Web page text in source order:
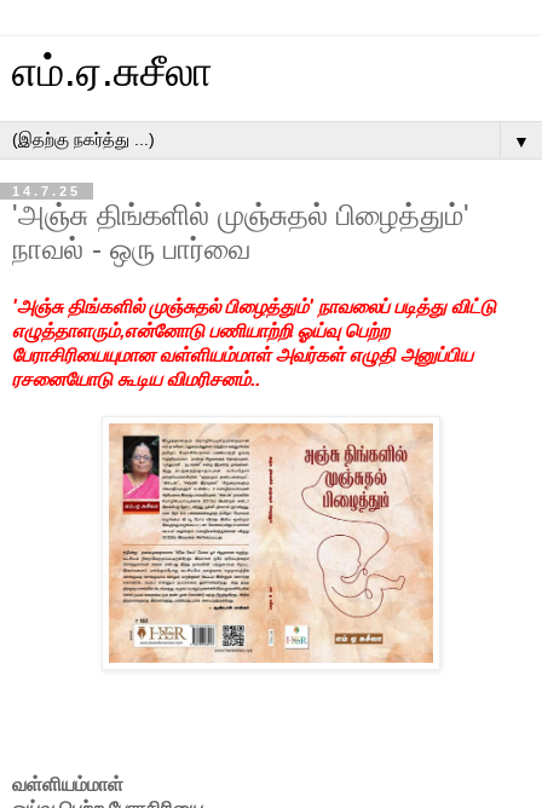
எம்.ஏ.சுசீலா
▼
14.7.25
'அஞ்சு திங்களில் முஞ்சுதல் பிழைத்தும்'
நாவல் - ஒரு பார்வை
'அஞ்சு திங்களில் முஞ்சுதல் பிழைத்தும்' நாவலைப் படித்து விட்டு
எழுத்தாளரும்,என்னோடு பணியாற்றி ஓய்வு பெற்ற
பேராசிரியையுமான வள்ளியம்மாள் அவர்கள் எழுதி அனுப்பிய
ரசனையோடு கூடிய விமரிசனம்..
வள்ளியம்மாள்